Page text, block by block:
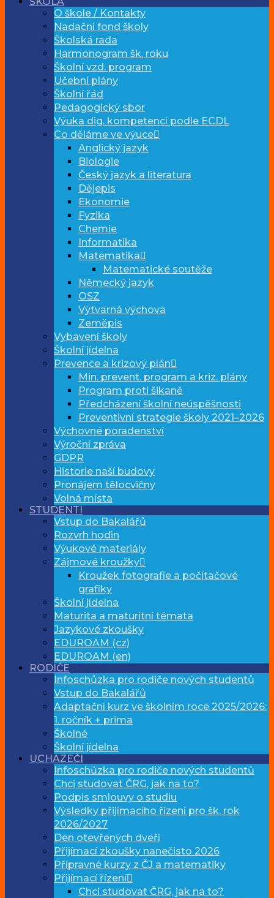
O škole / Kontakty
Nadační fond školy
Školská rada
Harmonogram šk. roku
Školní vzd. program
Učební plány
Školní řád
Pedagogický sbor
Výuka dig. kompetencí podle ECDL
Co děláme ve výuce
Anglický jazyk
Biologie
Český jazyk a literatura
Dějepis
Ekonomie
Fyzika
Chemie
Informatika
Matematika
Matematické soutěže
Německý jazyk
OSZ
Výtvarná výchova
Zeměpis
Vybavení školy
Školní jídelna
Prevence a krizový plán
Min. prevent. program a kriz. plány
Program proti šikaně
Předcházení školní neúspěšnosti
Preventivní strategie školy 2021–2026
Výchovné poradenství
Výroční zpráva
GDPR
Historie naší budovy
Pronájem tělocvičny
Volná místa
STUDENTI
Vstup do Bakalářů
Rozvrh hodin
Výukové materiály
Zájmové kroužky
Kroužek fotografie a počítačové
grafiky
Školní jídelna
Maturita a maturitní témata
Jazykové zkoušky
EDUROAM (cz)
EDUROAM (en)
RODIČE
Infoschůzka pro rodiče nových studentů
Vstup do Bakalářů
Adaptační kurz ve školním roce 2025/2026:
1. ročník + prima
Školné
Školní jídelna
UCHAZEČI
Infoschůzka pro rodiče nových studentů
Chci studovat ČRG, jak na to?
Podpis smlouvy o studiu
Výsledky přijímacího řízení pro šk. rok
2026/2027
Den otevřených dveří
Přijímací zkoušky nanečisto 2026
Přípravné kurzy z ČJ a matematiky
Přijímací řízení
Chci studovat ČRG, jak na to?